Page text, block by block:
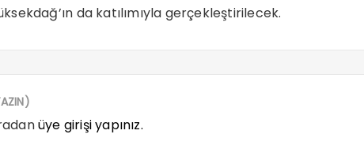
da katılımıyla gerçekleştirilecek.
üye girişi yapınız.